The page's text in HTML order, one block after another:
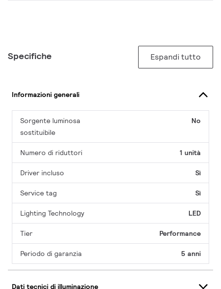
Specifiche Espandi tutto
Informazioni generali
Sorgente luminosa
sostituibile
No
Numero di riduttori 1 unità
Driver incluso Sì
Service tag Sì
Lighting Technology LED
Tier Performance
Periodo di garanzia 5 anni
Dati tecnici di illuminazione